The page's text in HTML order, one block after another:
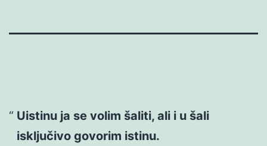
Uistinu ja se volim šaliti, ali i u šali
isključivo govorim istinu.